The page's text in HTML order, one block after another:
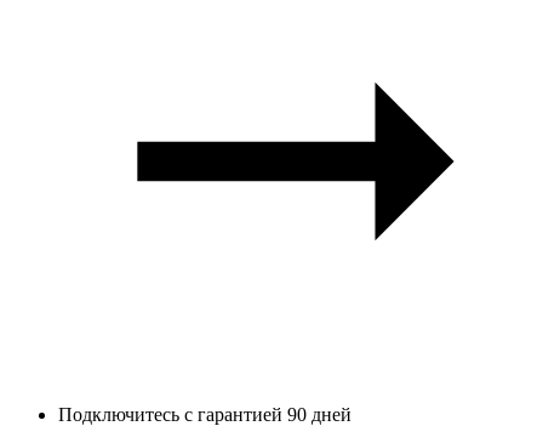
Подключитесь с гарантией 90 дней